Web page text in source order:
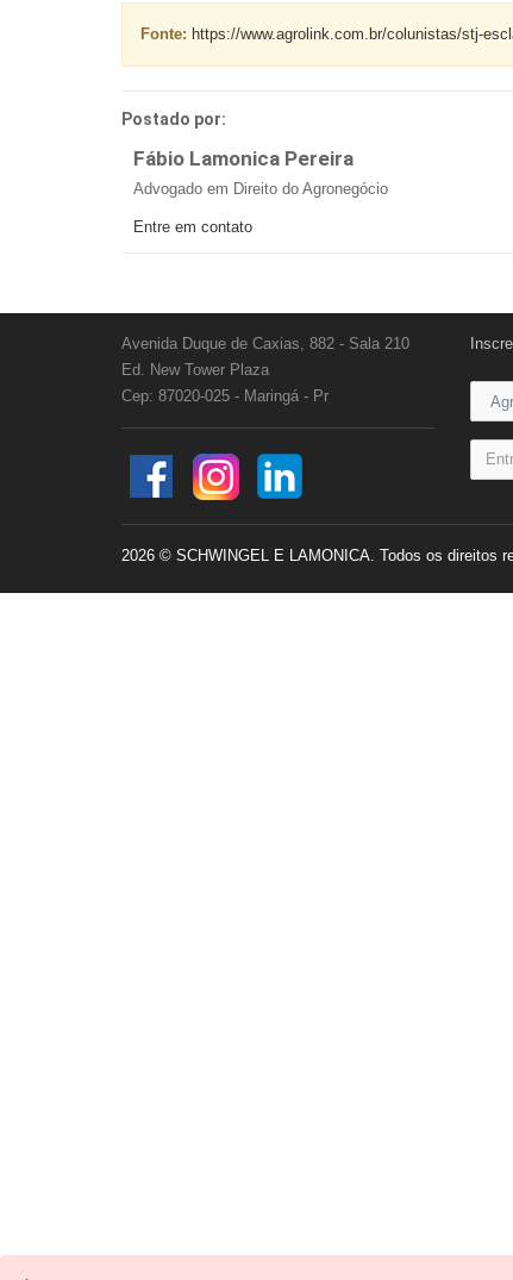
Fonte: https://www.agrolink.com.br/colunistas/stj-
Postado por:
Fábio Lamonica Pereira
Advogado em Direito do Agronegócio
Entre em contato
Avenida Duque de Caxias, 882 - Sala 210
Ed. New Tower Plaza
Cep: 87020-025 - Maringá - Pr
2026 © SCHWINGEL E LAMONICA. Todos os direitos